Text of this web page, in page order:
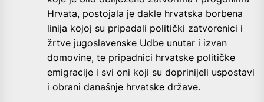
Hrvata, postojala je dakle hrvatska borbena
linija kojoj su pripadali politički zatvorenici i
žrtve jugoslavenske Udbe unutar i izvan
domovine, te pripadnici hrvatske političke
emigracije i svi oni koji su doprinijeli uspostavi
i obrani današnje hrvatske države.